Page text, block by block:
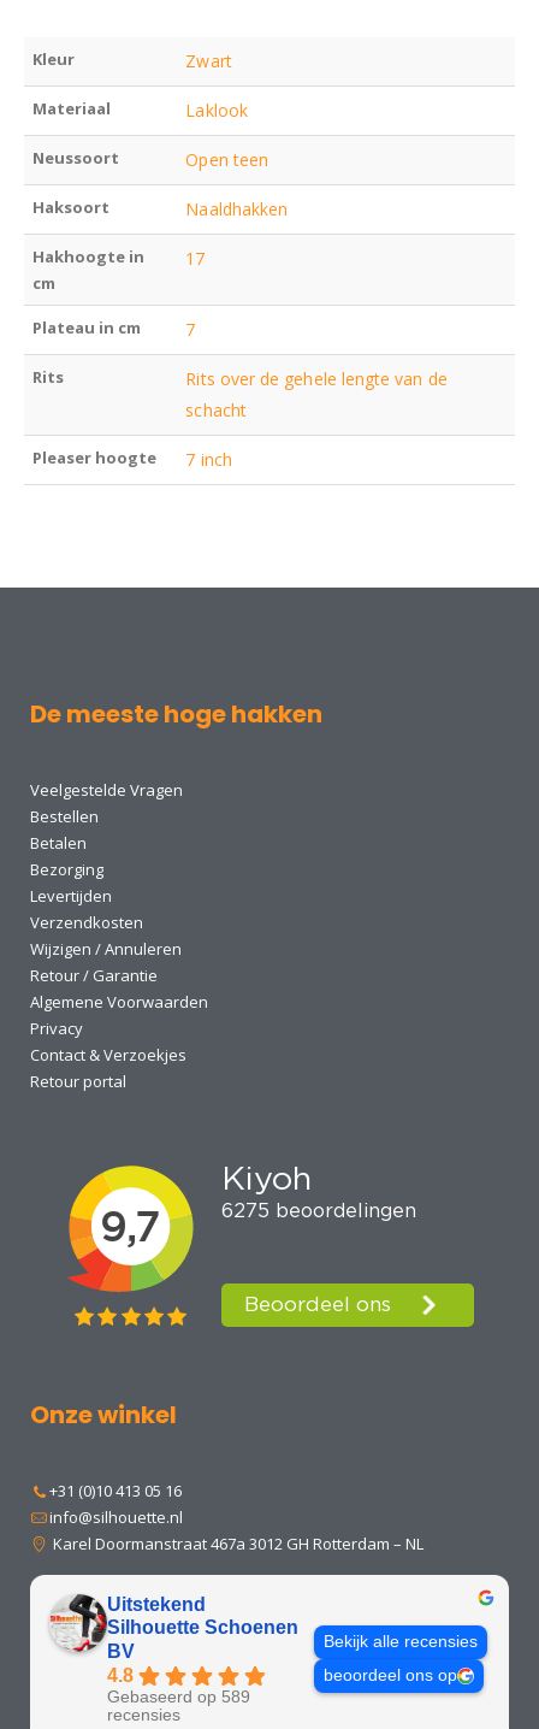
Kleur Zwart
Materiaal Laklook
Neussoort Open teen
Haksoort Naaldhakken
Hakhoogte in
cm
17
Plateau in cm 7
Rits
Rits over de gehele lengte van de
schacht
Pleaser hoogte 7 inch
De meeste hoge hakken
Veelgestelde Vragen
Bestellen
Betalen
Bezorging
Levertijden
Verzendkosten
Wijzigen / Annuleren
Retour / Garantie
Algemene Voorwaarden
Privacy
Contact & Verzoekjes
Retour portal
Onze winkel
+31 (0)10 413 05 16
info@silhouette.nl
Karel Doormanstraat 467a 3012 GH Rotterdam – NL
Uitstekend
Silhouette Schoenen
BV
4.8
Gebaseerd op 589
recensies
Bekijk alle recensies
beoordeel ons op